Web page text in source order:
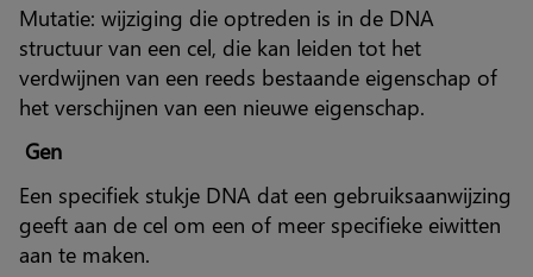
Mutatie: wijziging die optreden is in de DNA
structuur van een cel, die kan leiden tot het
verdwijnen van een reeds bestaande eigenschap of
het verschijnen van een nieuwe eigenschap.
Gen
Een specifiek stukje DNA dat een gebruiksaanwijzing
geeft aan de cel om een of meer specifieke eiwitten
aan te maken.